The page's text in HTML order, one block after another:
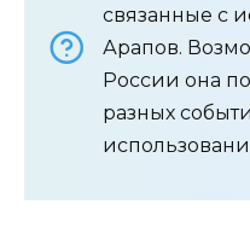
связанные с
Арапов.
России она
разных